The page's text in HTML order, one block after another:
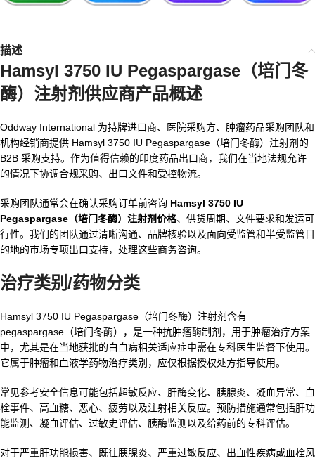
描述
Hamsyl 3750 IU Pegaspargase（培门冬
酶）注射剂供应商产品概述
Oddway International 为持牌进口商、医院采购方、肿瘤药品采购团队和
机构经销商提供 Hamsyl 3750 IU Pegaspargase（培门冬酶）注射剂的
B2B 采购支持。作为值得信赖的印度药品出口商，我们在当地法规允许
的情况下协调合规采购、出口文件和受控物流。
采购团队通常会在确认采购订单前咨询 Hamsyl 3750 IU
Pegaspargase（培门冬酶）注射剂价格、供货周期、文件要求和发运可
行性。我们的团队通过清晰沟通、品牌核验以及面向受监管和半受监管目
的地的市场专项出口支持，处理这些商务咨询。
治疗类别/药物分类
Hamsyl 3750 IU Pegaspargase（培门冬酶）注射剂含有
pegaspargase（培门冬酶），是一种抗肿瘤酶制剂，用于肿瘤治疗方案
中，尤其是在当地获批的白血病相关适应症中需在专科医生监督下使用。
它属于肿瘤和血液学药物治疗类别，应仅根据授权处方指导使用。
常见参考安全信息可能包括超敏反应、肝酶变化、胰腺炎、凝血异常、血
栓事件、高血糖、恶心、疲劳以及注射相关反应。预防措施通常包括肝功
能监测、凝血评估、过敏史评估、胰酶监测以及给药前的专科评估。
对于严重肝功能损害、既往胰腺炎、严重过敏反应、出血性疾病或血栓风